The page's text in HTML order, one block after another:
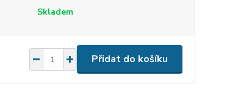
Skladem
Přidat do košíku